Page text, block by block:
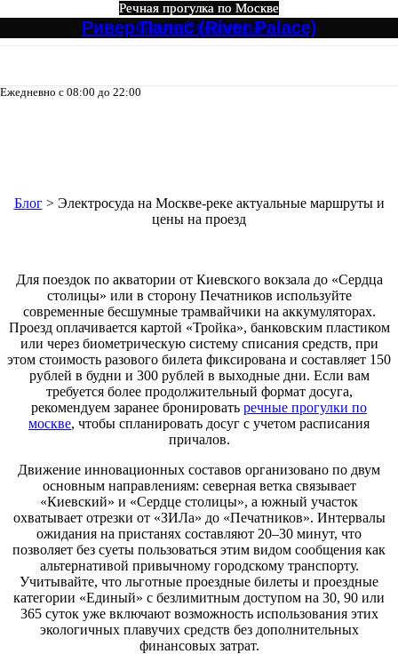
Ежедневно с 08:00 до 22:00
Блог> Электросуда на Москве-реке актуальные маршруты и
цены на проезд
Для поездок по акватории от Киевского вокзала до «Сердца
столицы» или в сторону Печатников используйте
современные бесшумные трамвайчики на аккумуляторах.
Проезд оплачивается картой «Тройка», банковским пластиком
или через биометрическую систему списания средств, при
этом стоимость разового билета фиксирована и составляет 150
рублей в будни и 300 рублей в выходные дни. Если вам
требуется более продолжительный формат досуга,
рекомендуем заранее бронировать речные прогулки по
москве, чтобы спланировать досуг с учетом расписания
причалов.
Движение инновационных составов организовано по двум
основным направлениям: северная ветка связывает
«Киевский» и «Сердце столицы», а южный участок
охватывает отрезки от «ЗИЛа» до «Печатников». Интервалы
ожидания на пристанях составляют 20–30 минут, что
позволяет без суеты пользоваться этим видом сообщения как
альтернативой привычному городскому транспорту.
Учитывайте, что льготные проездные билеты и проездные
категории «Единый» с безлимитным доступом на 30, 90 или
365 суток уже включают возможность использования этих
экологичных плавучих средств без дополнительных
финансовых затрат.
Речная прогулка по Москве
Северный Экспресс №3
Речная прогулка по Москве
Большое путешествие
Речная прогулка по Москве
Музыкальный экспресс
Речная прогулка по Москве
Северный №3
Речная прогулка по Москве
Огни Столицы
Речная прогулка по Москве
Ривер Палас (River Palace)